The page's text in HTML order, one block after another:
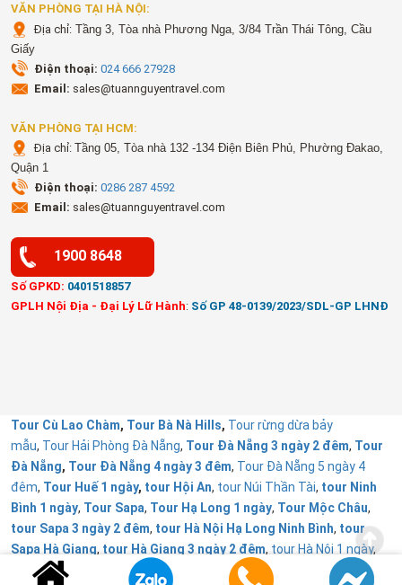
VĂN PHÒNG TẠI HÀ NỘI:
Địa chỉ: Tầng 3, Tòa nhà Phương Nga, 3/84 Trần Thái Tông, Cầu
Giấy
Điện thoại: 024 666 27928
Email: sales@tuannguyentravel.com
VĂN PHÒNG TẠI HCM:
Địa chỉ:Tầng 05, Tòa nhà 132 -134 Điện Biên Phủ, Phường Đakao,
Quận 1
Điện thoại: 0286 287 4592
Email: sales@tuannguyentravel.com
1900 8648
Số GPKD: 0401518857
GPLH Nội Địa - Đại Lý Lữ Hành: Số GP 48-0139/2023/SDL-GP LHNĐ
Tour Cù Lao Chàm, Tour Bà Nà Hills, Tour rừng dừa bảy
mẫu, Tour Hải Phòng Đà Nẵng, Tour Đà Nẵng 3 ngày 2 đêm, Tour
Đà Nẵng, Tour Đà Nẵng 4 ngày 3 đêm, Tour Đà Nẵng 5 ngày 4
đêm, Tour Huế 1 ngày, tour Hội An, tour Núi Thần Tài, tour Ninh
Bình 1 ngày, Tour Sapa, Tour Hạ Long 1 ngày, Tour Mộc Châu,
tour Sapa 3 ngày 2 đêm, tour Hà Nội Hạ Long Ninh Bình, tour
Sapa Hà Giang, tour Hà Giang 3 ngày 2 đêm, tour Hà Nội 1 ngày,
Tour Đà Lạt 1 ngày
Tour Huế Tuấn Nguyễn Travel từ thiện